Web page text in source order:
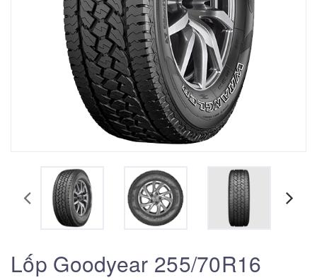
Lốp Goodyear 255/70R16